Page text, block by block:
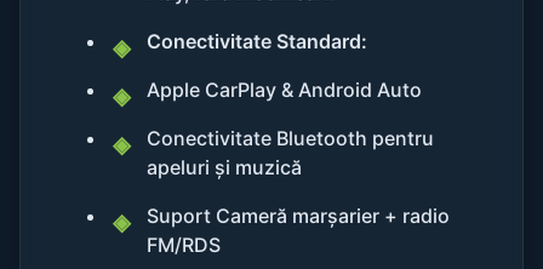
Conectivitate Standard:
Apple CarPlay & Android Auto
Conectivitate Bluetooth pentru
apeluri și muzică
Suport Cameră marșarier + radio
FM/RDS